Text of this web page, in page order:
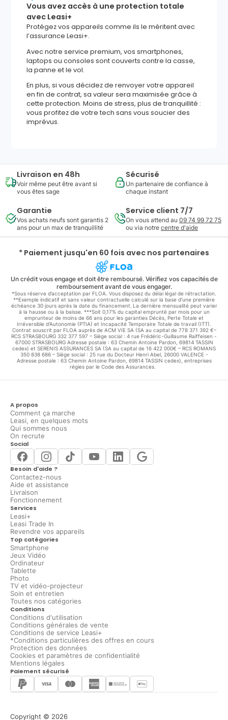
Vous avez accès à une protection totale
avec Leasi+
Protégez vos appareils comme ils le méritent avec
l’assurance Leasi+.
Avec notre service premium, vos smartphones,
laptops ou consoles sont couverts contre la casse,
la panne et le vol.
En plus, si vous décidez de renvoyer votre appareil
en fin de contrat, sa valeur sera maximisée grâce à
cette protection. Moins de stress, plus de tranquillité :
vous profitez de votre tech sans vous soucier des
imprévus.
Livraison en 48h
Voir même peut être avant si
vous êtes sage
Sécurisé
Un partenaire de confiance à
chaque instant
Garantie
Vos achats neufs sont garantis 2
ans pour un max de tranquillité
Service client 7/7
On vous attend au 09 74 99 72 75
ou via notre centre d'aide
* Paiement jusqu'en 60 fois avec nos partenaires
Un crédit vous engage et doit être remboursé. Vérifiez vos capacités de
remboursement avant de vous engager.
*Sous réserve d’acceptation par FLOA. Vous disposez du délai légal de rétractation.
**Exemple indicatif et sans valeur contractuelle calculé sur la base d'une première
échéance 30 jours après la date du financement. La dernière mensualité peut varier
à la hausse ou à la baisse. ***Soit 0,17% du capital emprunté par mois pour un
emprunteur de moins de 66 ans pour les garanties Décès, Perte Totale et
Irréversible d'Autonomie (PTIA) et Incapacité Temporaire Totale de travail (ITT).
Contrat souscrit par FLOA auprès de ACM VIE SA (SA au capital de 778 371 392 €–
RCS STRASBOURG 332 377 597 – Siège social : 4 rue Frédéric-Guillaume Raiffeisen -
67000 STRASBOURG Adresse postale : 63 Chemin Antoine Pardon, 69814 TASSIN
cedex) et SERENIS ASSURANCES SA (SA au capital de 16 422 000€ – RCS ROMANS
350 838 686 – Siège social : 25 rue du Docteur Henri Abel, 26000 VALENCE -
Adresse postale : 63 Chemin Antoine Pardon, 69814 TASSIN cedex), entreprises
régies par le Code des Assurances.
A propos
Comment ça marche
Leasi, en quelques mots
Qui sommes nous
On recrute
Social
Besoin d'aide ?
Contactez-nous
Aide et assistance
Livraison
Fonctionnement
Services
Leasi+
Leasi Trade In
Revendre vos appareils
Top catégories
Smartphone
Jeux Vidéo
Ordinateur
Tablette
Photo
TV et vidéo-projecteur
Soin et entretien
Toutes nos catégories
Conditions
Conditions d'utilisation
Conditions générales de vente
Conditions de service Leasi+
*Conditions particulières des offres en cours
Protection des données
Cookies et paramètres de confidentialité
Mentions légales
Paiement sécurisé
Copyright © 2026